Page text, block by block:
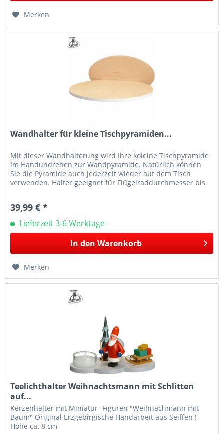
Merken
Wandhalter für kleine Tischpyramiden...
Mit dieser Wandhalterung wird Ihre koleine Tischpyramide
im Handundrehen zur Wandpyramide. Natürlich können
Sie die Pyramide auch jederzeit wieder auf dem Tisch
verwenden. Halter geeignet für Flügelraddurchmesser bis
39,99 € *
Lieferzeit 3-6 Werktage
In den Warenkorb
Merken
Teelichthalter Weihnachtsmann mit Schlitten
auf...
Kerzenhalter mit Miniatur- Figuren "Weihnachmann mit
Baum" Original Erzgebirgische Handarbeit aus Seiffen !
Höhe ca. 8 cm